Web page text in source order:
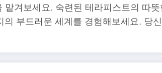
겨보세요. 숙련된 테라피스트의 따
부드러운 세계를 경험해보세요. 당